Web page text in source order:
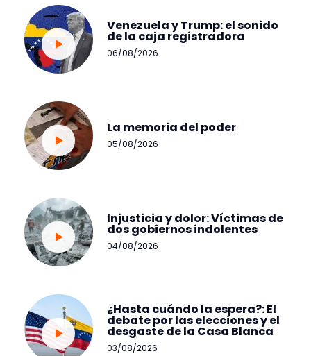
Venezuela y Trump: el sonido
de la caja registradora
06/08/2026
La memoria del poder
05/08/2026
Injusticia y dolor: Víctimas de
dos gobiernos indolentes
04/08/2026
¿Hasta cuándo la espera?: El
debate por las elecciones y el
desgaste de la Casa Blanca
03/08/2026